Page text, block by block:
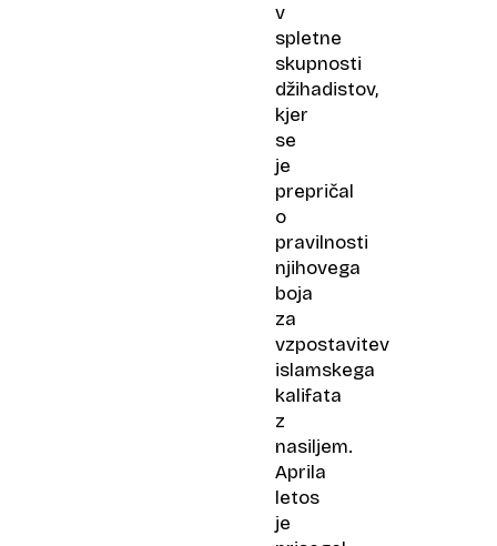
v
spletne
skupnosti
džihadistov,
kjer
se
je
prepričal
o
pravilnosti
njihovega
boja
za
vzpostavitev
islamskega
kalifata
z
nasiljem.
Aprila
letos
je